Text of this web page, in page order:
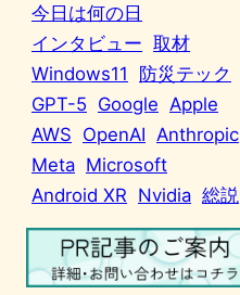
今日は何の日
インタビュー 取材
Windows11
防災テック
GPT-5 Google Apple
AWS OpenAI Anthropic
Meta Microsoft
Android XR Nvidia 総説